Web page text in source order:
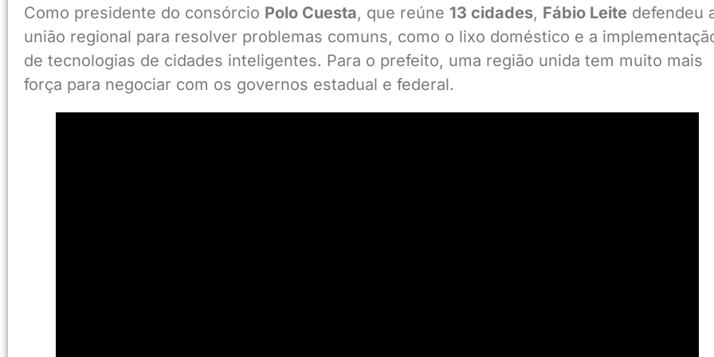
Como presidente do consórcio Polo Cuesta, que reúne 13 cidades, Fábio Leite defendeu
união regional para resolver problemas comuns, como o lixo doméstico e a
de tecnologias de cidades inteligentes. Para o prefeito, uma região unida tem muito mais
força para negociar com os governos estadual e federal.